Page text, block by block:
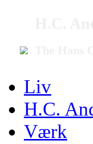
Liv
H.C.
Værk